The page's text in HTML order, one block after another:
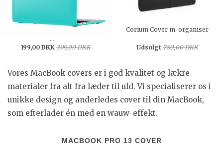
HardShell Pro 13" (USB-C) - Calypso
blue
199,00 DKK 399,00 DKK
Corium Cover m. organiser
Udsolgt 780,00 DKK
Vores MacBook covers er i god kvalitet og lækre
materialer fra alt fra læder til uld. Vi specialiserer os i
unikke design og anderledes cover til din MacBook,
som efterlader én med en wauw-effekt.
MACBOOK PRO 13 COVER